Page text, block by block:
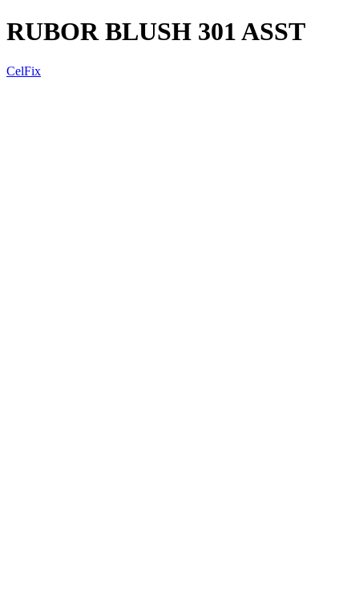
RUBOR BLUSH 301 ASST
CelFix